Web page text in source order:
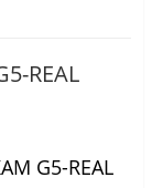
REAL
G5-REAL